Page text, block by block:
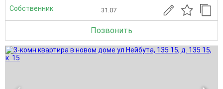
Собственник 31.07
Позвонить